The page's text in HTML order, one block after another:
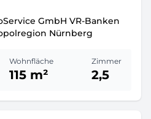
GmbH VR-Banken
Nürnberg
Wohnfläche
115 m²
Zimmer
2,5